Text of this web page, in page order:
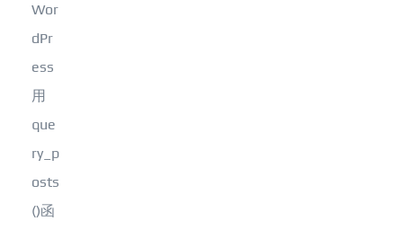
Wor
dPr
ess
用
que
ry_p
osts
()函